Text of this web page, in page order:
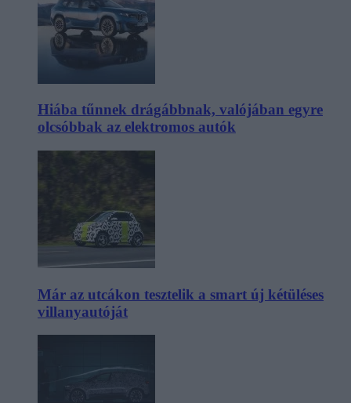
Hiába tűnnek drágábbnak, valójában egyre
olcsóbbak az elektromos autók
Már az utcákon tesztelik a smart új kétüléses
villanyautóját